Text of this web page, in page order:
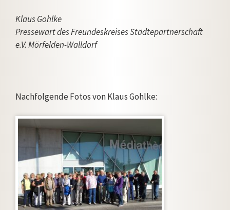
Klaus Gohlke
Pressewart des Freundeskreises Städtepartnerschaft
e.V. Mörfelden-Walldorf
Nachfolgende Fotos von Klaus Gohlke: